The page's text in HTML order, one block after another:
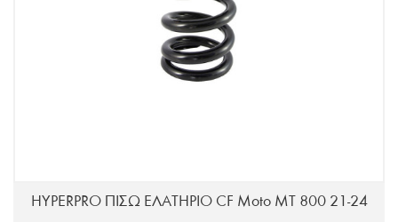
HYPERPRO ΠΙΣΩ ΕΛΑΤΗΡΙΟ CF Moto MT 800 21-24